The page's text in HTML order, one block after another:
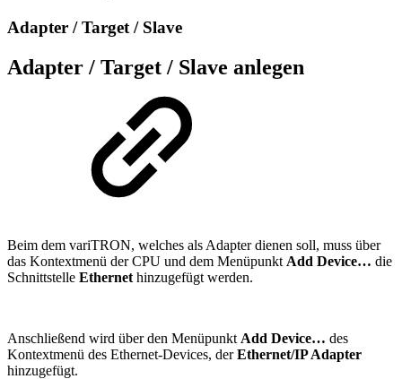
Adapter / Target / Slave
Adapter / Target / Slave anlegen
Beim dem variTRON, welches als Adapter dienen soll, muss über
das Kontextmenü der CPU und dem Menüpunkt Add Device… die
Schnittstelle Ethernet hinzugefügt werden.
Anschließend wird über den Menüpunkt Add Device… des
Kontextmenü des Ethernet-Devices, derEthernet/IP Adapter
hinzugefügt.